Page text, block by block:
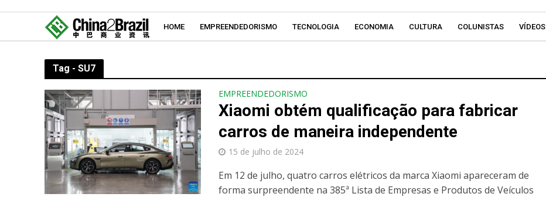
HOME EMPREENDEDORISMO TECNOLOGIA ECONOMIA CULTURA COLUNISTAS VÍDEOS
Tag - SU7
EMPREENDEDORISMO
Xiaomi obtém qualificação para fabricar
carros de maneira independente
15 de julho de 2024
Em 12 de julho, quatro carros elétricos da marca Xiaomi apareceram de
forma surpreendente na 385ª Lista de Empresas e Produtos de Veículos